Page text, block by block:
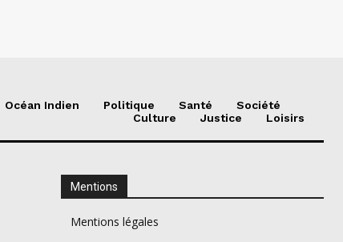
Océan Indien Politique Santé
Société
Culture
Justice Loisirs
Mentions
Mentions légales